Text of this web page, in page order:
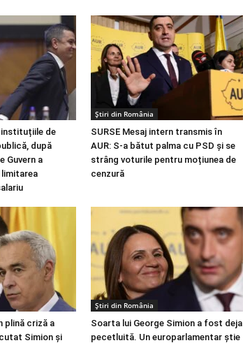
instituțiile de
după
Guvern a
Știri din România
SURSE Mesaj intern transmis în
AUR: S-a bătut palma cu PSD și se
strâng voturile pentru moțiunea de
cenzură
plină criză a
Simion și
Știri din România
Soarta lui George Simion a fost deja
pecetluită. Un europarlamentar știe